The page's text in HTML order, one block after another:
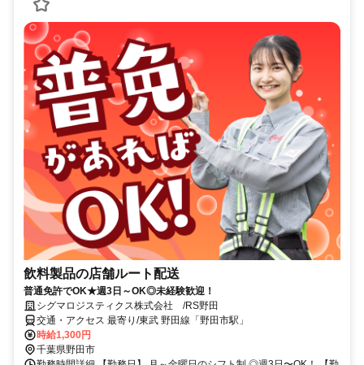
飲料製品の店舗ルート配送
普通免許でOK★週3日～OK◎未経験歓迎！
シグマロジスティクス株式会社 /RS野田
交通・アクセス 最寄り/東武 野田線「野田市駅」
時給1,300円
千葉県野田市